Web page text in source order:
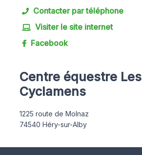
Moyens de paiement
Chèque Virement
Services
Contacter par téléphone
Visiter le site internet
Facebook
Centre équestre Les
Cyclamens
1225 route de Molnaz
74540 Héry-sur-Alby